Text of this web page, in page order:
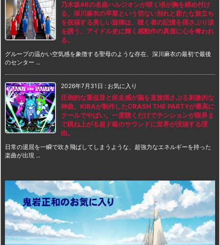
乃木坂46の名曲ハルジオンが咲く頃が胸を締め付け
る。深川麻衣の卒業という切ない別れと新たな旅立ち
を祝福する美しい旋律は、聴く者の記憶を揺さぶり涙
を誘う。アイドル史に輝く感動作の真価に心を奪われ
る。
グループの温かい空気感を象徴する聖母のような存在、深川麻衣の最初で最後
のセンター ...
2026年7月31日 : お気に入り
圧倒的な重低音と疾走感が脳を直接揺さぶる刺激的な
神曲。KIRAが制作したCRASH THE PARTYが最高に
クールでやばい。一度聴くだけでテンションが限界ま
で跳ね上がる超ド級のサウンドに世界が没頭する理
由。
日常の退屈を一瞬で吹き飛ばしてしまうような、超強力なエネルギーを持った
楽曲が出現 ...